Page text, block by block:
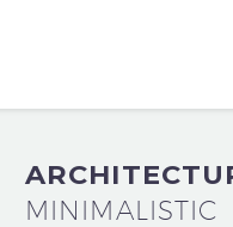
MINIMALISTIC